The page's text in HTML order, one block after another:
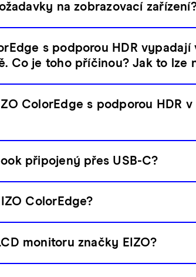
na zobrazovací
s podporou HDR
Co je toho příčinou? Jak to lze
ColorEdge s podporou HDR v
připojený přes USB-C?
ColorEdge?
monitoru značky EIZO?